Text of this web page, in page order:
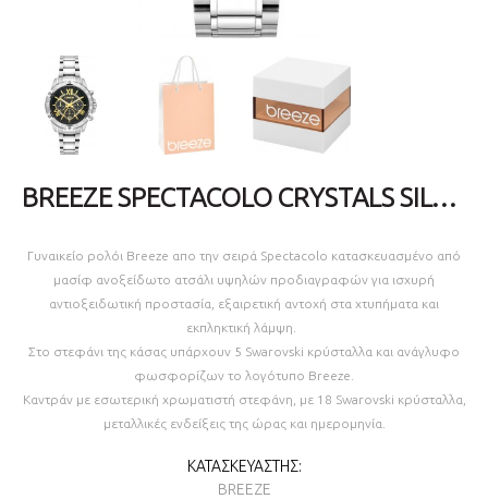
BREEZE SPECTACOLO CRYSTALS SILVER STAINLESS STEEL BRACELET CHRONOGRAPH 612441.2
Γυναικείο ρολόι Breeze απο την σειρά Spectacolo κατασκευασμένο από
μασίφ ανοξείδωτο ατσάλι υψηλών προδιαγραφών για ισχυρή
αντιοξειδωτική προστασία, εξαιρετική αντοχή στα χτυπήματα και
εκπληκτική λάμψη.
Στο στεφάνι της κάσας υπάρχουν 5 Swarovski κρύσταλλα και ανάγλυφο
φωσφορίζων το λογότυπο Breeze.
Καντράν με εσωτερική χρωματιστή στεφάνη, με 18 Swarovski κρύσταλλα,
μεταλλικές ενδείξεις της ώρας και ημερομηνία.
ΚΑΤΑΣΚΕΥΑΣΤΉΣ:
BREEZE